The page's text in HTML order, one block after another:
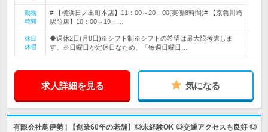
勤務
時間
# 【横浜日ノ出町本店】11：00～20：00(実働8時間)# 【京急川崎
駅前店】10：00～19：…
休日
休暇
◆週休2日(月8日)※シフト制※シフトの希望は最大限考慮しま
す。※日曜日が定休日なため、「毎週日曜日…
求人詳細を見る 気になる
有限会社鳥伊勢 | 【創業60年の老舗】◎未経験OK ◎交通アクセスも良好 ◎